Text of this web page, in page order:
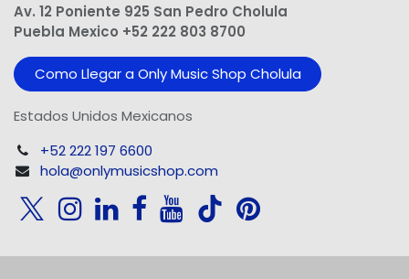
Av. 12 Poniente 925 San Pedro Cholula
Puebla Mexico +52 222 803 8700
Como Llegar a Only Music Shop Cholula
Estados Unidos Mexicanos
+52 222 197 6600
hola@onlymusicshop.com